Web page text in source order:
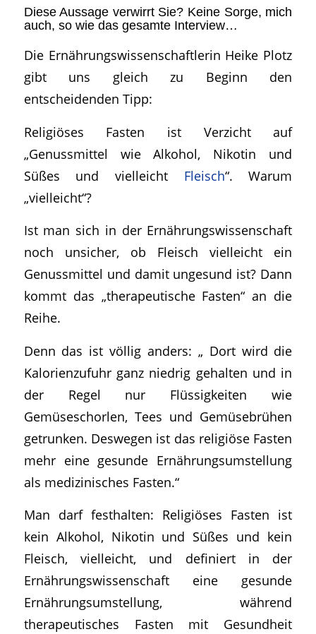
Diese Aussage verwirrt Sie? Keine Sorge, mich
auch, so wie das gesamte Interview…
Die Ernährungswissenschaftlerin Heike Plotz
gibt uns gleich zu Beginn den
entscheidenden Tipp:
Religiöses Fasten ist Verzicht auf
„Genussmittel wie Alkohol, Nikotin und
Süßes und vielleicht Fleisch“. Warum
„vielleicht“?
Ist man sich in der Ernährungswissenschaft
noch unsicher, ob Fleischvielleicht ein
Genussmittel und damit ungesund ist? Dann
kommt das „therapeutische Fasten“ an die
Reihe.
Denn das ist völlig anders: „ Dort wird die
Kalorienzufuhr ganz niedrig gehalten und in
der Regel nur Flüssigkeiten wie
Gemüseschorlen, Tees und Gemüsebrühen
getrunken. Deswegen ist das religiöse Fasten
mehr eine gesunde Ernährungsumstellung
als medizinisches Fasten.“
Man darf festhalten: Religiöses Fasten ist
kein Alkohol, Nikotin und Süßes und kein
Fleisch, vielleicht, und definiert in der
Ernährungswissenschaft eine gesunde
Ernährungsumstellung, während
therapeutisches Fasten mit Gesundheit